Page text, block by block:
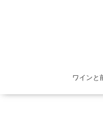
ワインと